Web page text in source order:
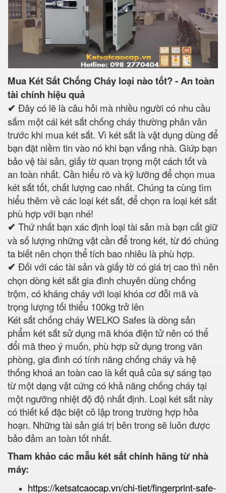
Mua Két Sắt Chống Cháy loại nào tốt? - An toàn
tài chính hiệu quả
✔ Đây có lẽ là câu hỏi mà nhiều người có nhu cầu
sắm một cái két sắt chống cháy thường phân vân
trước khi mua két sắt. Vì két sắt là vật dụng dùng để
bạn đặt niềm tin vào nó khi bạn vắng nhà. Giứp bạn
bảo vệ tài sản, giấy tờ quan trọng một cách tốt và
an toàn nhất. Cần hiểu rõ và kỹ lưỡng để chọn mua
két sắt tốt, chất lượng cao nhất. Chúng ta cùng tìm
hiểu thêm về các loại két sắt, để chọn ra loại két sắt
phù hợp với bạn nhé!
✔ Thứ nhất bạn xác định loại tài sản mà bạn cất giữ
và số lượng những vật cần để trong két, từ đó chúng
ta biết nên chọn thể tích bao nhiêu là phù hợp.
✔ Đối với các tài sản và giấy tờ có giá trị cao thì nên
chọn dòng két sắt gia đình chuyên dùng chống
trộm, có kháng cháy với loại khóa cơ đỗi mã và
trọng lượng tối thiểu 100kg trở lên
Két sắt chống cháy WELKO Safes là dòng sản
phẩm két sắt sử dụng mã khóa điện tử nên có thể
đổi mã theo ý muốn, phù hợp sử dụng trong văn
phòng, gia đình có tính năng chống cháy và hệ
thống khoá an toàn cao là kết quả của sự sáng tạo
từ một dạng vật cứng có khả năng chống cháy tại
một ngưỡng nhiệt độ độ nhất định. Loại két sắt này
có thiết kế đặc biệt cô lập trong trường hợp hỏa
hoạn. Những tài sản giá trị bên trong sẽ luôn được
bảo đảm an toàn tốt nhất.
Tham khảo các mẫu két sắt chính hãng từ nhà
máy:
https://ketsatcaocap.vn/chi-tiet/fingerprint-safe-